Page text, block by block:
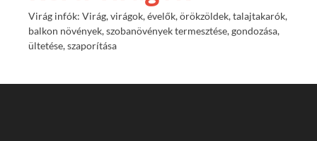
Virág infók: Virág, virágok, évelők, örökzöldek, talajtakarók,
balkon növények, szobanövények termesztése, gondozása,
ültetése, szaporítása